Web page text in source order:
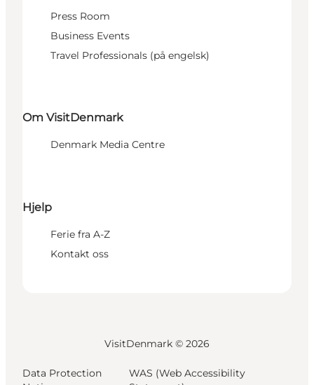
Press Room
Business Events
Travel Professionals (på engelsk)
Om VisitDenmark
Denmark Media Centre
Hjelp
Ferie fra A-Z
Kontakt oss
VisitDenmark © 2026
Data Protection
WAS (Web Accessibility